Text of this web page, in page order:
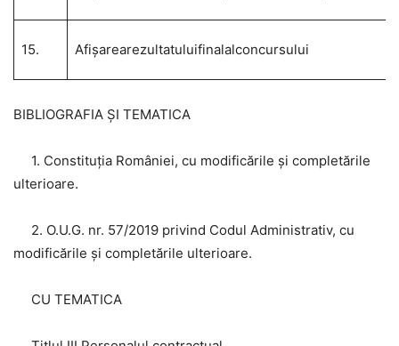
15. Afişarearezultatuluifinalalconcursului
BIBLIOGRAFIA ȘI TEMATICA
1. Constituția României, cu modificările și completările
ulterioare.
2. O.U.G. nr. 57/2019 privind Codul Administrativ, cu
modificările și completările ulterioare.
CU TEMATICA